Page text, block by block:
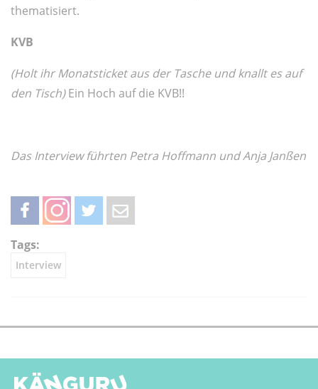
thematisiert.
KVB
(Holt ihr Monatsticket aus der Tasche und knallt es auf
den Tisch)Ein Hoch auf die KVB!!
Das Interview führten Petra Hoffmann und Anja Janßen
teilen
Tags:
Interview